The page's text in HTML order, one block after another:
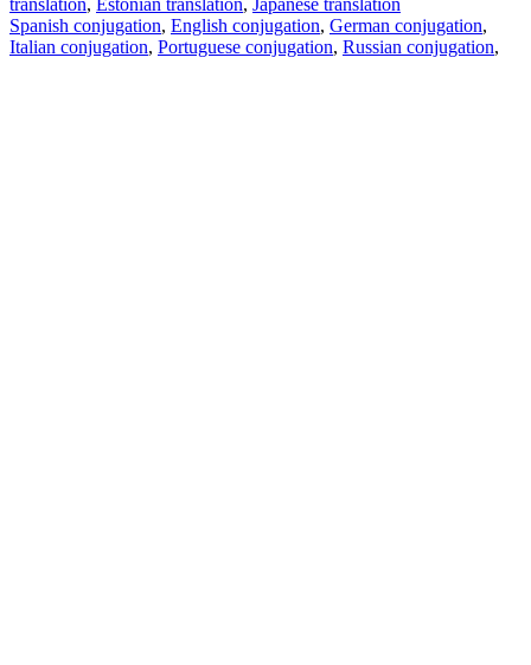
translation, Estonian translation, Japanese translation
Spanish conjugation, English conjugation, German conjugation,
Italian conjugation, Portuguese conjugation, Russian conjugation,